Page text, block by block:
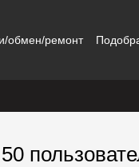
обмен/ремонт